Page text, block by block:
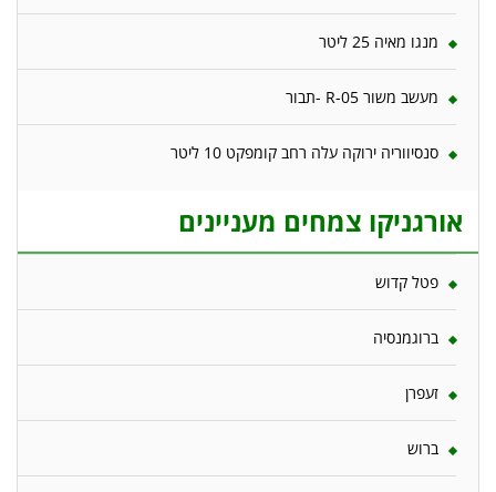
מנגו מאיה 25 ליטר
מעשב משור R-05 -תבור
סנסיווריה ירוקה עלה רחב קומפקט 10 ליטר
אורגניקו צמחים מעניינים
פטל קדוש
ברוגמנסיה
זעפרן
ברוש